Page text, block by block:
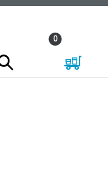
0